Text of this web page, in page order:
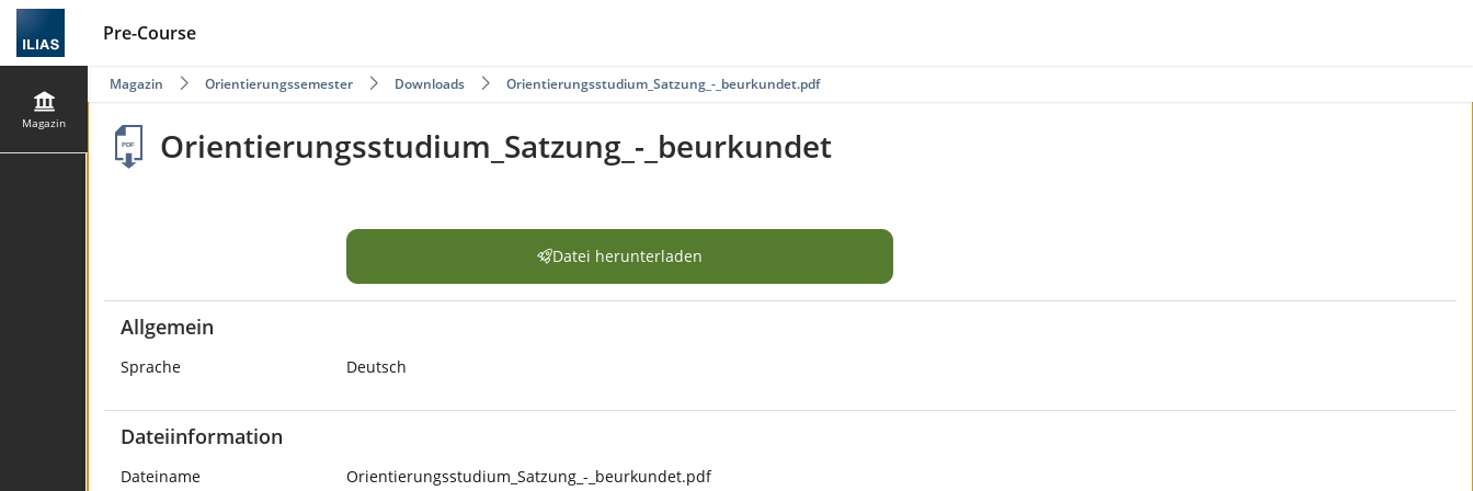
Pre-Course
Magazin
Magazin Orientierungssemester Downloads Orientierungsstudium_Satzung_-_beurkundet.pdf
Orientierungsstudium_Satzung_-_beurkundet
Datei herunterladen
Allgemein
Sprache Deutsch
Dateiinformation
Dateiname Orientierungsstudium_Satzung_-_beurkundet.pdf